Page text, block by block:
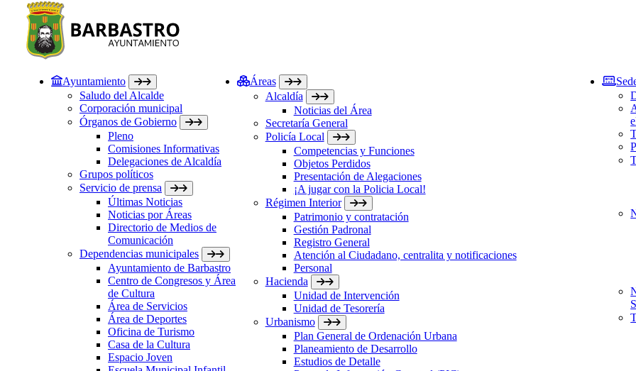
Ayuntamiento
Saludo del Alcalde
Corporación municipal
Órganos de Gobierno
Pleno
Comisiones Informativas
Delegaciones de Alcaldía
Grupos políticos
Servicio de prensa
Últimas Noticias
Noticias por Áreas
Directorio de Medios de
Comunicación
Dependencias municipales
Ayuntamiento de Barbastro
Centro de Congresos y Área
de Cultura
Área de Servicios
Área de Deportes
Oficina de Turismo
Casa de la Cultura
Espacio Joven
Áreas
Alcaldía
Noticias del Área
Secretaría General
Policía Local
Competencias y Funciones
Objetos Perdidos
Presentación de Alegaciones
¡A jugar con la Policia Local!
Régimen Interior
Patrimonio y contratación
Gestión Padronal
Registro General
Atención al Ciudadano, centralita y notificaciones
Personal
Hacienda
Unidad de Intervención
Unidad de Tesorería
Urbanismo
Plan General de Ordenación Urbana
Planeamiento de Desarrollo
Estudios de Detalle